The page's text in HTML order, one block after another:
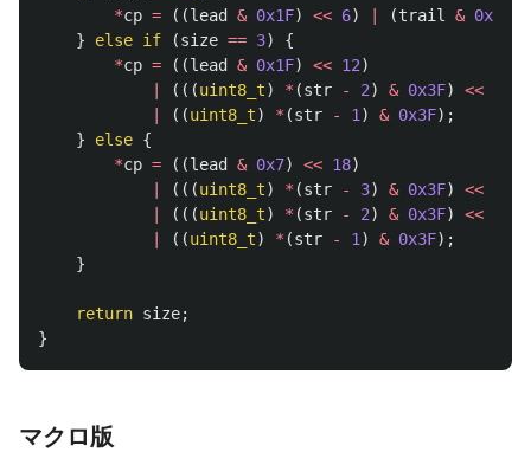
*cp = ((lead & 0x1F) << 6) (trail & 0x3F
}
else if (size == 3)
{
*cp = ((lead & 0x1F) << 12)
(((uint8_t) * (str - 2) & 0x3F) <<
((uint8_t) * (str - 1 ) & 0x3F);
}
else {
*cp = ((lead & 0x7) << 18)
(((uint8_t) * (str - 3) & 0x3F) <<
(((uint8_t) * (str - 2) & 0x3F) <<
((uint8_t) * (str - 1 ) & 0x3F);
}
return size;
}
マクロ版